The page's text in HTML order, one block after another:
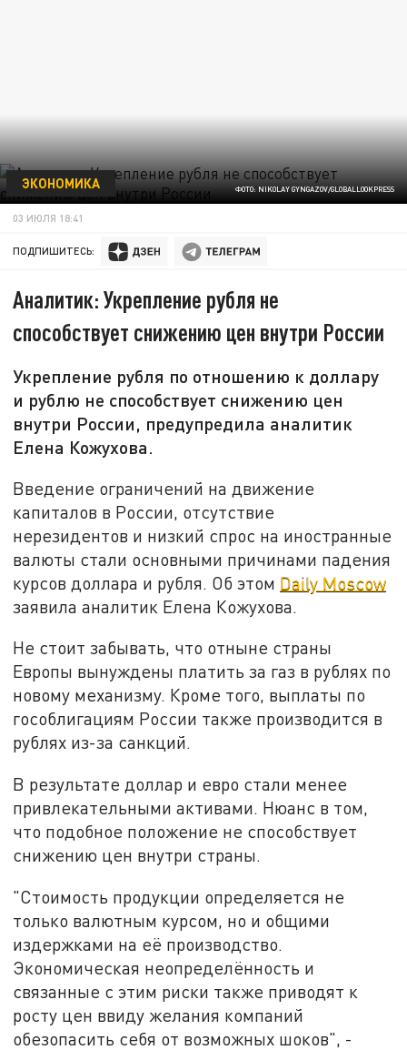
ФОТО: NIKOLAY GYNGAZOV/GLOBALLOOKPRESS
ЭКОНОМИКА
03 ИЮЛЯ 18:41
ПОДПИШИТЕСЬ:
Аналитик: Укрепление рубля не
способствует снижению цен внутри России
Укрепление рубля по отношению к доллару
и рублю не способствует снижению цен
внутри России, предупредила аналитик
Елена Кожухова.
Введение ограничений на движение
капиталов в России, отсутствие
нерезидентов и низкий спрос на иностранные
валюты стали основными причинами падения
курсов доллара и рубля. Об этом Daily Moscow
заявила аналитик Елена Кожухова.
Не стоит забывать, что отныне страны
Европы вынуждены платить за газ в рублях по
новому механизму. Кроме того, выплаты по
гособлигациям России также производится в
рублях из-за санкций.
В результате доллар и евро стали менее
привлекательными активами. Нюанс в том,
что подобное положение не способствует
снижению цен внутри страны.
"Стоимость продукции определяется не
только валютным курсом, но и общими
издержками на её производство.
Экономическая неопределённость и
связанные с этим риски также приводят к
росту цен ввиду желания компаний
обезопасить себя от возможных шоков", -